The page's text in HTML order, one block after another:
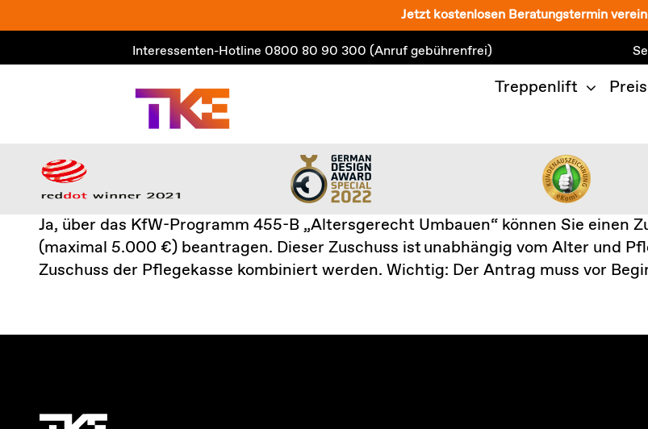
Inhalt
Jetzt kostenlosen Beratungstermin
Interessenten-Hotline 0800 80 90 300 (Anruf gebührenfrei)
Treppenlift
Ja, über das KfW-Programm 455-B „Altersgerecht Umbauen“ können Sie einen
(maximal 5.000 €) beantragen. Dieser Zuschuss ist unabhängig vom Alter und
Zuschuss der Pflegekasse kombiniert werden. Wichtig: Der Antrag muss vor